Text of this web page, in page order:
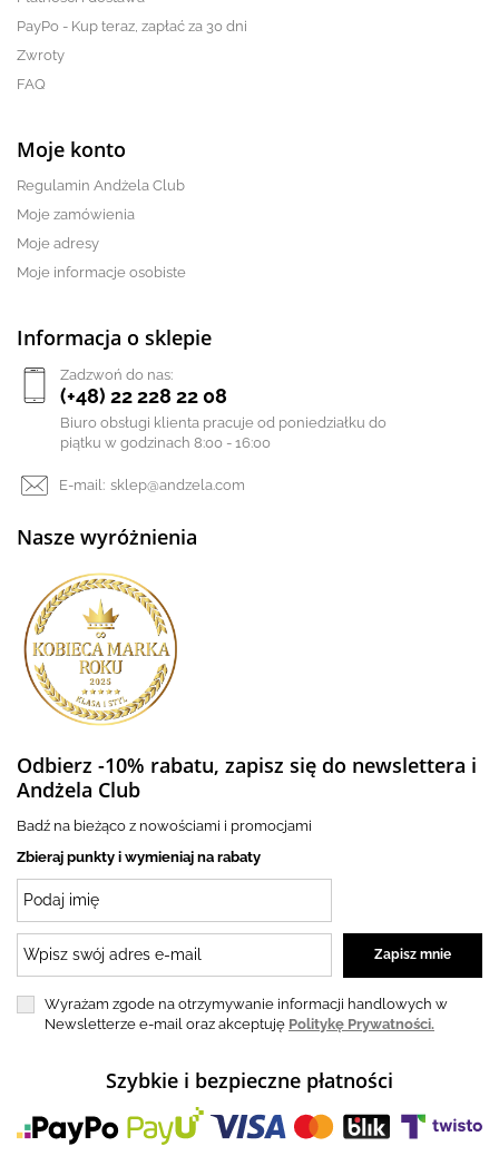
PayPo - Kup teraz, zapłać za 30 dni
Zwroty
FAQ
Moje konto
Regulamin Andżela Club
Moje zamówienia
Moje adresy
Moje informacje osobiste
Informacja o sklepie
Zadzwoń do nas:
(+48) 22 228 22 08
Biuro obsługi klienta pracuje od poniedziałku do
piątku w godzinach 8:00 - 16:00
E-mail: sklep@andzela.com
Nasze wyróżnienia
Odbierz -10% rabatu, zapisz się do newslettera i
Andżela Club
Badź na bieżąco z nowościami i promocjami
Zbieraj punkty i wymieniaj na rabaty
Wyrażam zgode na otrzymywanie informacji handlowych w
Newsletterze e-mail oraz akceptuję Politykę Prywatności.
Szybkie i bezpieczne płatności